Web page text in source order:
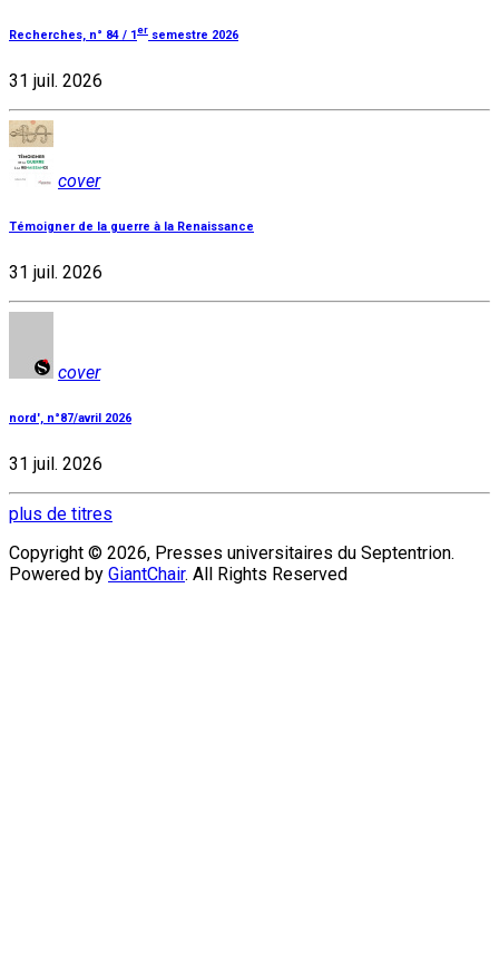
Recherches, n° 84 / 1 er semestre 2026
31 juil. 2026
cover
Témoigner de la guerre à la Renaissance
31 juil. 2026
cover
nord', n°87/avril 2026
31 juil. 2026
plus de titres
Copyright © 2026, Presses universitaires du Septentrion.
Powered by GiantChair. All Rights Reserved